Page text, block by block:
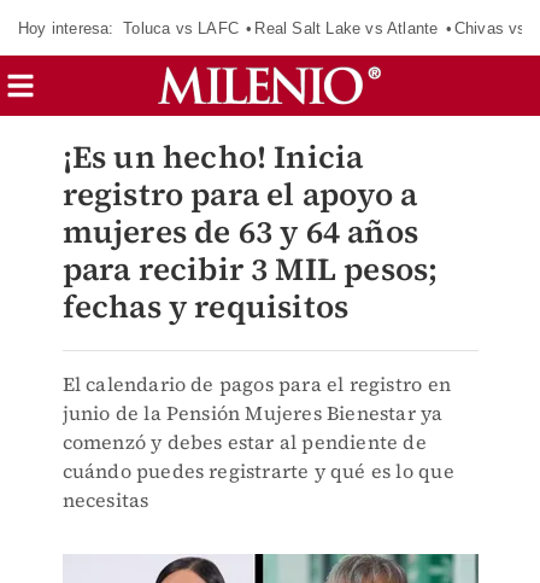
Hoy interesa: Toluca vs LAFC Real Salt Lake vs Atlante Chivas vs
¡Es un hecho! Inicia
registro para el apoyo a
mujeres de 63 y 64 años
para recibir 3 MIL pesos;
fechas y requisitos
El calendario de pagos para el registro en
junio de la Pensión Mujeres Bienestar ya
comenzó y debes estar al pendiente de
cuándo puedes registrarte y qué es lo que
necesitas